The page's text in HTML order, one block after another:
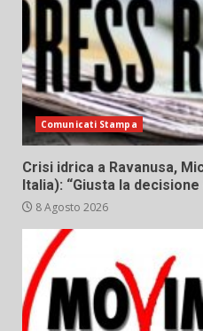
Comunicati Stampa
Crisi idrica a Ravanusa,
Italia): “Giusta la
8 Agosto 2026